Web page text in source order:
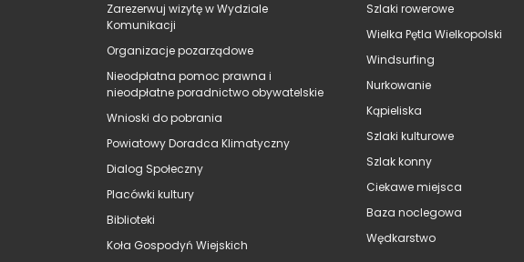
Zarezerwuj wizytę w Wydziale
Komunikacji
Organizacje pozarządowe
Nieodpłatna pomoc prawna i
nieodpłatne poradnictwo obywatelskie
Wnioski do pobrania
Powiatowy Doradca Klimatyczny
Dialog Społeczny
Placówki kultury
Biblioteki
Koła Gospodyń Wiejskich
Szlaki rowerowe
Wielka Pętla Wielkopolski
Windsurfing
Nurkowanie
Kąpieliska
Szlaki kulturowe
Szlak konny
Ciekawe miejsca
Baza noclegowa
Wędkarstwo